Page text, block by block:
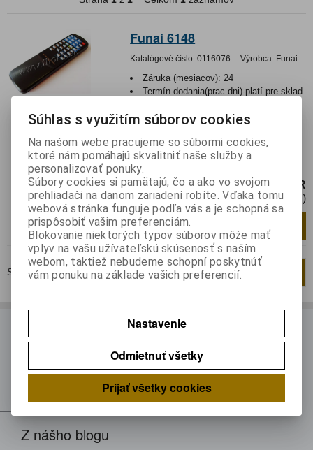
Funai 6148
Katalógové číslo: 0116076 Výrobca: Funai
Záruka (mesiacov): 24
Termín dodania(prac.dni)-platí pre sklad
Hmotnosť:0,06 kg
EAN: 5901436700012
Diaľkový ovládač k TV prijímačom.
9,25 EUR
7,53 EUR (Cena bez DPH)
ks Pridať do košíka
Strana1z1Celkom1záznamov
ODBER NOVINIEK
Prihláste sa k odberu noviniek
Registrovať
Z nášho blogu
Súhlas s využitím súborov cookies
Na našom webe pracujeme so súbormi cookies,
ktoré nám pomáhajú skvalitniť naše služby a
personalizovať ponuky.
Súbory cookies si pamätajú, čo a ako vo svojom
prehliadači na danom zariadení robíte. Vďaka tomu
webová stránka funguje podľa vás a je schopná sa
prispôsobiť vašim preferenciám.
Blokovanie niektorých typov súborov môže mať
vplyv na vašu užívateľskú skúsenosť s naším
webom, taktiež nebudeme schopní poskytnúť
vám ponuku na základe vašich preferencií.
Nastavenie
Odmietnuť všetky
Prijať všetky cookies